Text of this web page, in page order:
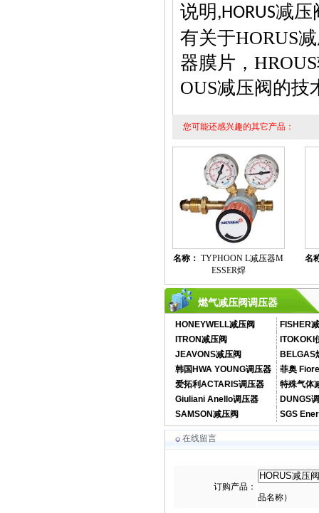
说明,HORUS减压
有关于HORUS
器膜片，
OUS减压阀的技
您可能还感兴趣的其它产品：
名称： TYPHOON L减压器M
ESSER焊
名
燃气减压阀调压器
HONEYWELL减压阀
FISHER
ITRON减压阀
ITOKOKI
JEAVONS减压阀
BELGAS
韩国HWA YOUNG调压器
菲奥
爱拓利ACTARIS调压器
特殊气体
Giuliani Anello调压器
DUNGS
SAMSON减压阀
SGS
在线留言
订购产品：
品名称）